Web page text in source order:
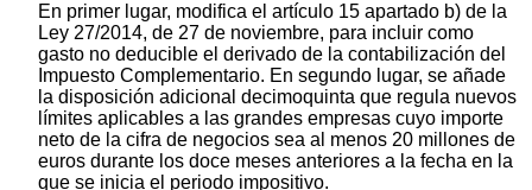
En primer lugar, modifica el artículo 15 apartado b) de la
Ley 27/2014, de 27 de noviembre, para incluir como
gasto no deducible el derivado de la contabilización del
Impuesto Complementario. En segundo lugar, se añade
la disposición adicional decimoquinta que regula nuevos
límites aplicables a las grandes empresas cuyo importe
neto de la cifra de negocios sea al menos 20 millones de
euros durante los doce meses anteriores a la fecha en la
que se inicia el periodo impositivo.